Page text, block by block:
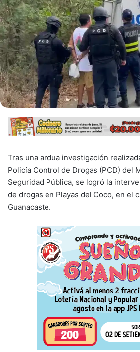
Tras una ardua investigación
Policía Control de Drogas (PCD) del
Seguridad Pública, se logró la
de drogas en Playas del Coco, en el
Guanacaste.